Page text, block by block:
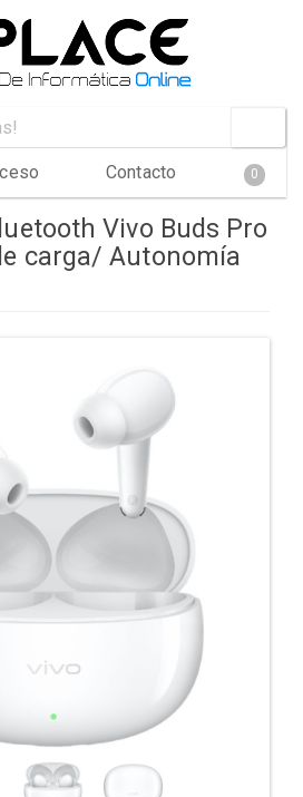
Contacto 0
Vivo Buds Pro
carga/ Autonomía